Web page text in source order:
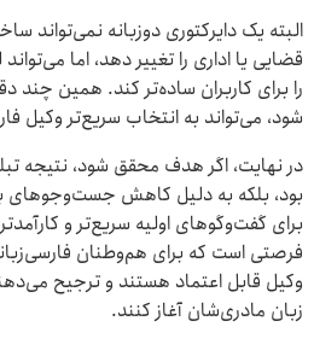
البته یک دایرکتوری دوزبانه نمی‌تواند
قضایی یا اداری را تغییر دهد، اما
را برای کاربران ساده‌تر کند. همین
شود، می‌تواند به انتخاب سریع‌تر وکیل
در نهایت، اگر هدف محقق شود، نتیجه
بود، بلکه به دلیل کاهش جست‌وجوهای
برای گفت‌وگوهای اولیه سریع‌تر و
فرصتی است که برای هم‌وطنان
وکیل قابل اعتماد هستند و ترجیح
زبان مادری‌شان آغاز کنند.